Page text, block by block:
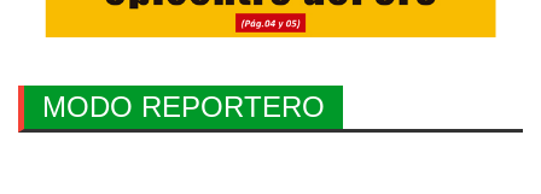
MODO REPORTERO